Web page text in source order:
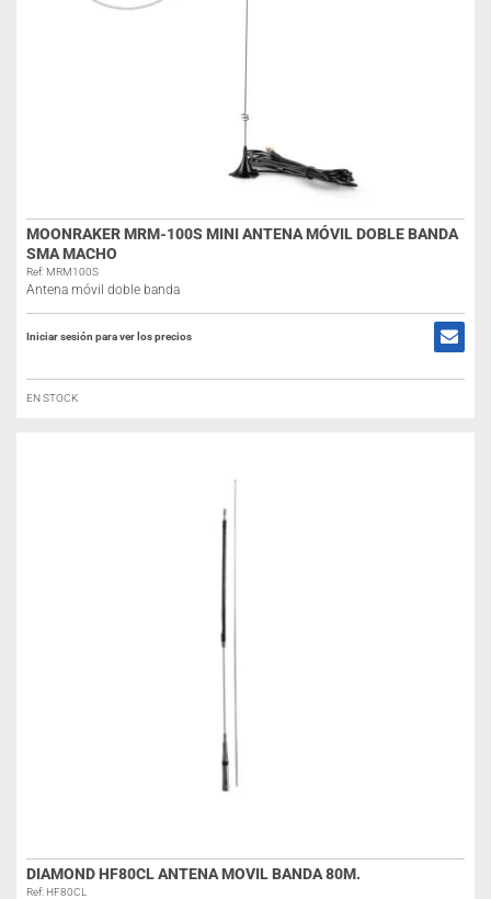
MOONRAKER MRM-100S MINI ANTENA MÓVIL DOBLE BANDA
SMA MACHO
Ref: MRM100S
Antena móvil doble banda
Iniciar sesión para ver los precios
EN STOCK
DIAMOND HF80CL ANTENA MOVIL BANDA 80M.
Ref: HF80CL